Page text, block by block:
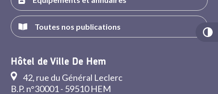
Toutes nos publications
Hôtel de Ville De Hem
42, rue du Général Leclerc
B.P. n°30001 - 59510 HEM